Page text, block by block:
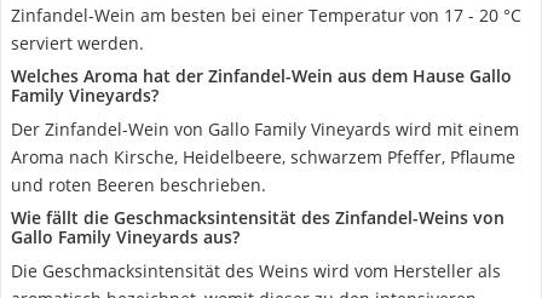
Zinfandel-Wein am besten bei einer Temperatur von 17 - 20 °C
serviert werden.
Welches Aroma hat der Zinfandel-Wein aus dem Hause Gallo
Family Vineyards?
Der Zinfandel-Wein von Gallo Family Vineyards wird mit einem
Aroma nach Kirsche, Heidelbeere, schwarzem Pfeffer, Pflaume
und roten Beeren beschrieben.
Wie fällt die Geschmacksintensität des Zinfandel-Weins von
Gallo Family Vineyards aus?
Die Geschmacksintensität des Weins wird vom Hersteller als